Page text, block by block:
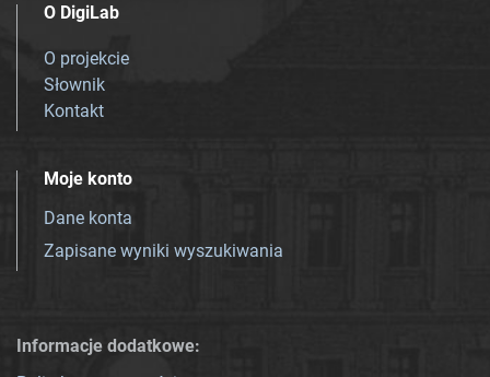
O DigiLab
O projekcie
Słownik
Kontakt
Moje konto
Dane konta
Zapisane wyniki wyszukiwania
Informacje dodatkowe: